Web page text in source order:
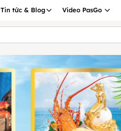
Tin tức & Blog Video PasGo